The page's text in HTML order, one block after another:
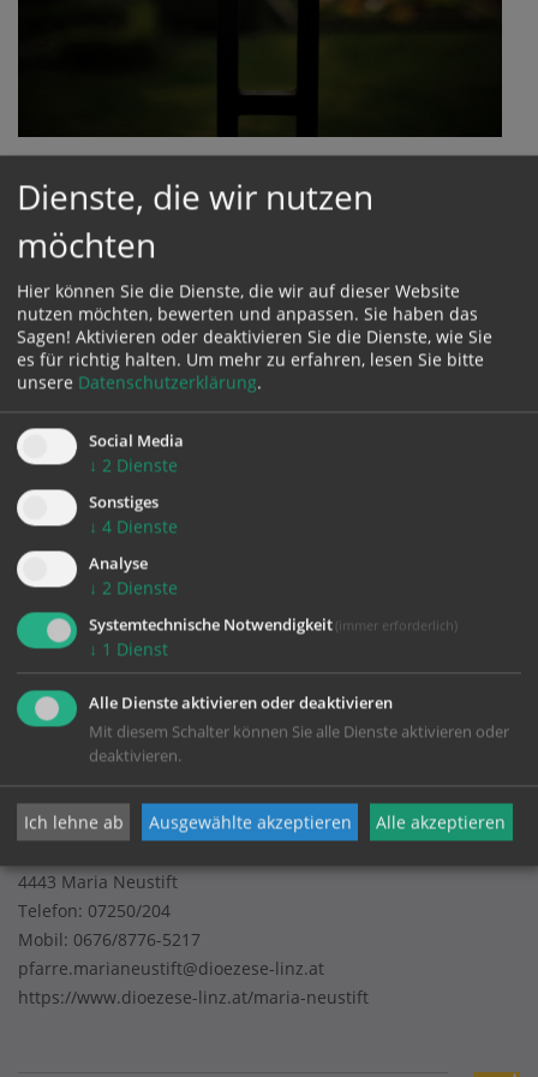
Was ist zu tun ?
Wo bekomme ich Unterstützung ?
mehr
Impressum
Pfarrgemeinde Maria Neustift
4443 Maria Neustift
Telefon: 07250/204
Mobil: 0676/8776-5217
pfarre.marianeustift@dioezese-linz.at
https://www.dioezese-linz.at/maria-neustift
Dienste, die wir nutzen
möchten
Hier können Sie die Dienste, die wir auf dieser Website
nutzen möchten, bewerten und anpassen. Sie haben das
Sagen! Aktivieren oder deaktivieren Sie die Dienste, wie Sie
es für richtig halten. Um mehr zu erfahren, lesen Sie bitte
unsere Datenschutzerklärung.
Social Media
↓ 2 Dienste
Sonstiges
↓ 4 Dienste
Analyse
↓ 2 Dienste
Systemtechnische Notwendigkeit (immer erforderlich)
↓ 1 Dienst
Alle Dienste aktivieren oder deaktivieren
Mit diesem Schalter können Sie alle Dienste aktivieren oder
deaktivieren.
Ich lehne ab Ausgewählte akzeptieren Alle akzeptieren